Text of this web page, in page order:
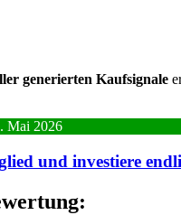
generierten Kaufsignale
Mai 2026
und investiere